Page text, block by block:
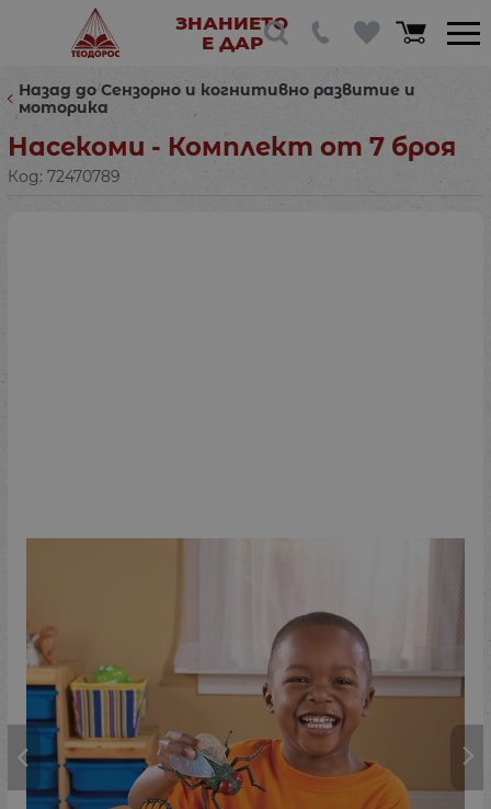
ЗНАНИЕТО
Е ДАР
Назад до Сензорно и когнитивно развитие и
моторика
Насекоми - Комплект от 7 броя
Код: 72470789